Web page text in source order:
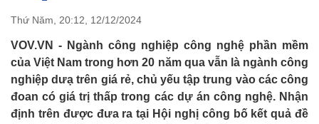
Thứ Năm, 20:12, 12/12/2024
VOV.VN - Ngành công nghiệp công nghệ phần mềm
của Việt Nam trong hơn 20 năm qua vẫn là ngành công
nghiệp dưạ trên giá rẻ, chủ yếu tập trung vào các công
đoan có giá trị thấp trong các dự án công nghệ. Nhận
định trên được đưa ra tại Hội nghị công bố kết quả đề